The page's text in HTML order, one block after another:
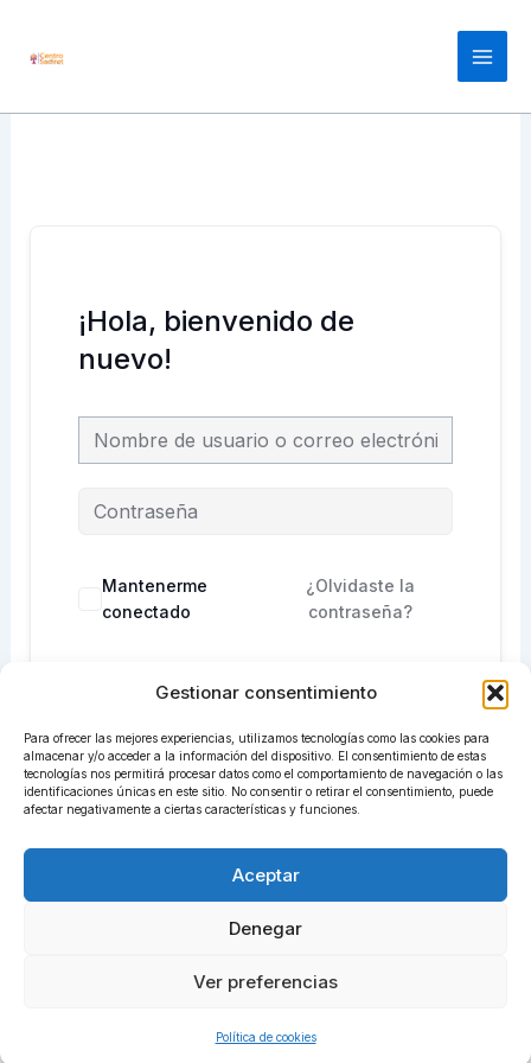
Gestionar consentimiento
Para ofrecer las mejores experiencias, utilizamos tecnologías como las cookies para
almacenar y/o acceder a la información del dispositivo. El consentimiento de estas
tecnologías nos permitirá procesar datos como el comportamiento de navegación o las
identificaciones únicas en este sitio. No consentir o retirar el consentimiento, puede
afectar negativamente a ciertas características y funciones.
Aceptar
Denegar
Ver preferencias
Política de cookies
contenido
Main
¡Hola, bienvenido de
nuevo!
Mantenerme
conectado
¿Olvidaste la
contraseña?
Acceder
¿No tienes una cuenta?Regístrate ahora
Todos los derechos © 2026 centrosadiret.com | Funciona